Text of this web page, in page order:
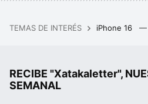
TEMAS DE INTERÉS iPhone 16
RECIBE "Xatakaletter",
SEMANAL